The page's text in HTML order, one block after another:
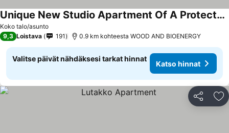
Koko talo/asunto
Unique New Studio Apartment Of A Protected House.
9,3 Loistava 191 0.9 km kohteesta WOOD AND BIOENERGY
Valitse päivät nähdäksesi tarkat hinnat
Katso hinnat
Jaa